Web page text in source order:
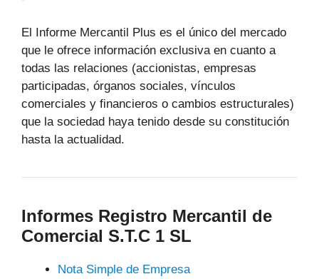
El Informe Mercantil Plus es el único del mercado
que le ofrece información exclusiva en cuanto a
todas las relaciones (accionistas, empresas
participadas, órganos sociales, vínculos
comerciales y financieros o cambios estructurales)
que la sociedad haya tenido desde su constitución
hasta la actualidad.
Informes Registro Mercantil de
Comercial S.T.C 1 SL
Nota Simple de Empresa